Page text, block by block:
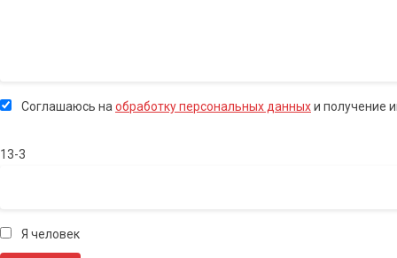
Соглашаюсь на обработку персональных данныхи получение
13-3
Я человек